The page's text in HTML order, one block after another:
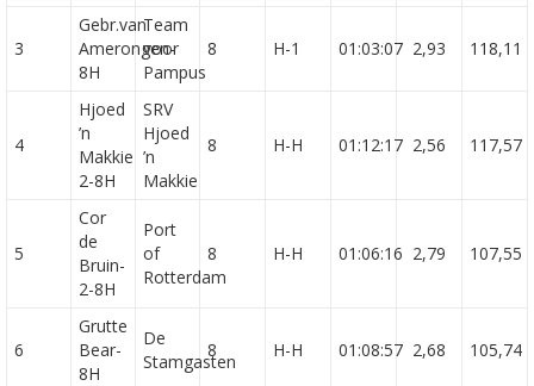
3
Gebr.van
Amerongen-
8H
Team
voor
Pampus
8 H-1 01:03:07 2,93 118,11
4
Hjoed
’n
Makkie
2-8H
SRV
Hjoed
’n
Makkie
8 H-H 01:12:17 2,56 117,57
5
Cor
de
Bruin-
2-8H
Port
of
Rotterdam
8 H-H 01:06:16 2,79 107,55
6
Grutte
Bear-
8H
De
Stamgasten
8 H-H 01:08:57 2,68 105,74